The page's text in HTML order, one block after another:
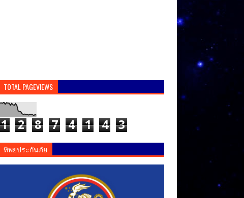
TOTAL PAGEVIEWS
1 2 8 7 4 1 4 3
ทิพยประกันภัย